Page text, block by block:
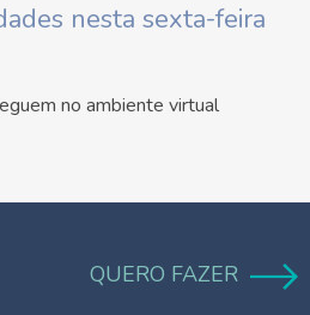
nesta sexta-feira
no ambiente virtual
QUERO FAZER